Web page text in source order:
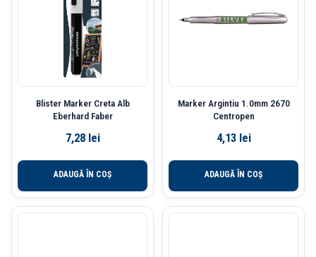
Blister Marker Creta Alb
Eberhard Faber
7,28 lei
ADAUGĂ ÎN COȘ
Marker Argintiu 1.0mm 2670
Centropen
4,13 lei
ADAUGĂ ÎN COȘ